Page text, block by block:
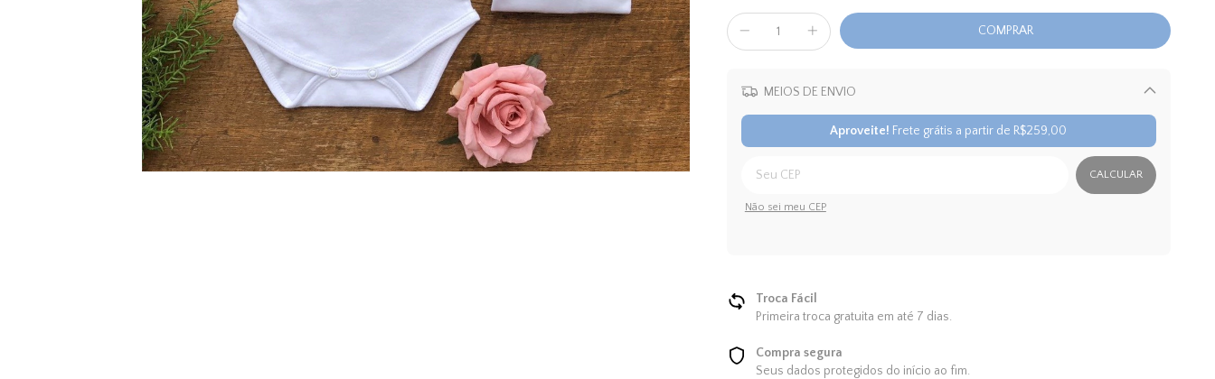
MEIOS DE ENVIO
Aproveite! Frete grátis a partir de R$259,00
CALCULAR
Não sei meu CEP
Troca Fácil
Primeira troca gratuita em até 7 dias.
Compra segura
Seus dados protegidos do início ao fim.